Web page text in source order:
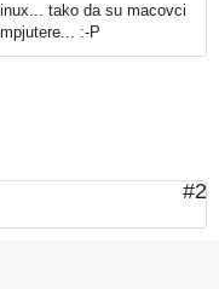
tako da su macovci
:-P
#2